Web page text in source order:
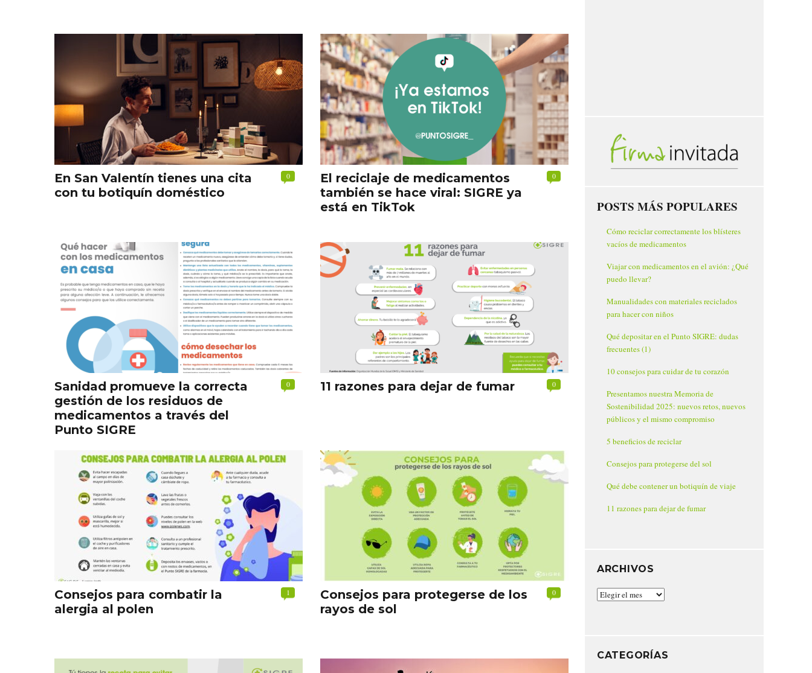
En San Valentín tienes una cita
con tu botiquín doméstico
0
El reciclaje de medicamentos
también se hace viral: SIGRE ya
está en TikTok
0
Sanidad promueve la correcta
gestión de los residuos de
medicamentos a través del
Punto SIGRE
0 11 razones para dejar de fumar 0
Consejos para combatir la
alergia al polen
1
Consejos para protegerse de los
rayos de sol
0
POSTS MÁS POPULARES
Cómo reciclar correctamente los blísteres
vacíos de medicamentos
Viajar con medicamentos en el avión: ¿Qué
puedo llevar?
Manualidades con materiales reciclados
para hacer con niños
Qué depositar en el Punto SIGRE: dudas
frecuentes (1)
10 consejos para cuidar de tu corazón
Presentamos nuestra Memoria de
Sostenibilidad 2025: nuevos retos, nuevos
públicos y el mismo compromiso
5 beneficios de reciclar
Consejos para protegerse del sol
Qué debe contener un botiquín de viaje
11 razones para dejar de fumar
ARCHIVOS
Archivos
CATEGORÍAS